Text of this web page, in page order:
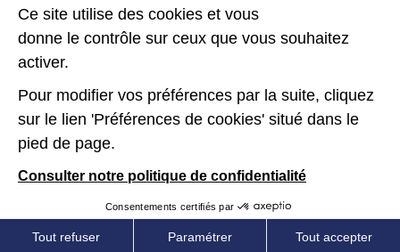
Données personnelles
Kit de communication
Accessibilité : partiellement conforme
Ce site utilise des cookies et vous
donne le contrôle sur ceux que vous souhaitez
activer.
Pour modifier vos préférences par la suite, cliquez
sur le lien 'Préférences de cookies' situé dans le
pied de page.
Consulter notre politique de confidentialité
Consentements certifiés par
Tout refuser Paramétrer Tout accepter